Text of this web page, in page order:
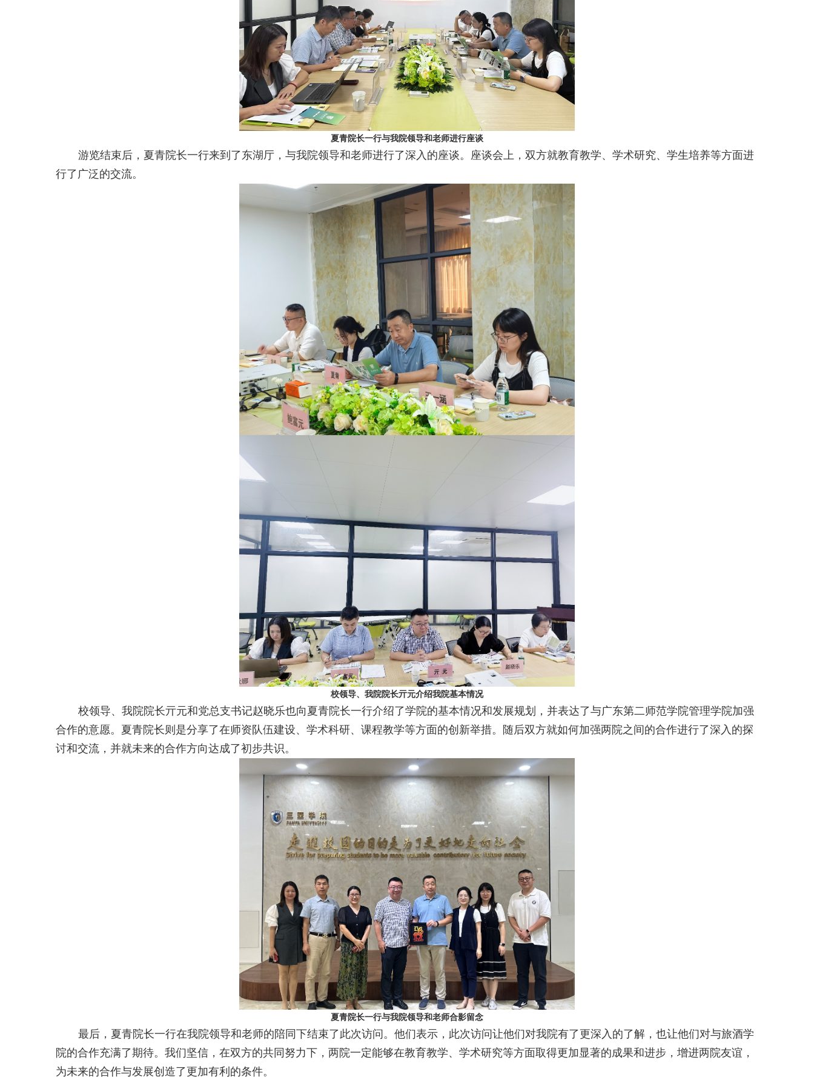
夏青院长一行与我院领导和老师进行座谈
游览结束后，夏青院长一行来到了东湖厅，与我院领导和老师进行了深入的座谈。座谈会上，双方就教育教学、学术研究、学生培养等方面进
行了广泛的交流。
校领导、我院院长亓元介绍我院基本情况
校领导、我院院长亓元和党总支书记赵晓乐也向夏青院长一行介绍了学院的基本情况和发展规划，并表达了与广东第二师范学院管理学院加强
合作的意愿。夏青院长则是分享了在师资队伍建设、学术科研、课程教学等方面的创新举措。随后双方就如何加强两院之间的合作进行了深入的探
讨和交流，并就未来的合作方向达成了初步共识。
夏青院长一行与我院领导和老师合影留念
最后，夏青院长一行在我院领导和老师的陪同下结束了此次访问。他们表示，此次访问让他们对我院有了更深入的了解，也让他们对与旅酒学
院的合作充满了期待。我们坚信，在双方的共同努力下，两院一定能够在教育教学、学术研究等方面取得更加显著的成果和进步，增进两院友谊，
为未来的合作与发展创造了更加有利的条件。